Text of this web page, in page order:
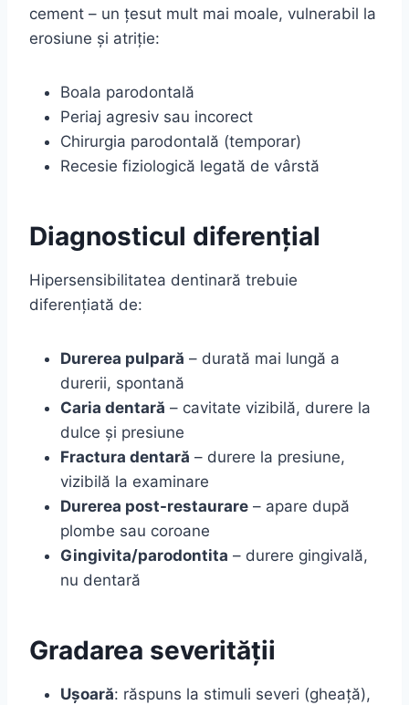
cement – un țesut mult mai moale, vulnerabil la
erosiune și atriție:
Boala parodontală
Periaj agresiv sau incorect
Chirurgia parodontală (temporar)
Recesie fiziologică legată de vârstă
Diagnosticul diferențial
Hipersensibilitatea dentinară trebuie
diferențiată de:
Durerea pulpară – durată mai lungă a
durerii, spontană
Caria dentară – cavitate vizibilă, durere la
dulce și presiune
Fractura dentară – durere la presiune,
vizibilă la examinare
Durerea post-restaurare – apare după
plombe sau coroane
Gingivita/parodontita – durere gingivală,
nu dentară
Gradarea severității
Ușoară: răspuns la stimuli severi (gheață),